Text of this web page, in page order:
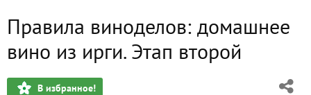
Правила виноделов: домашнее
вино из ирги. Этап второй
В избранное!